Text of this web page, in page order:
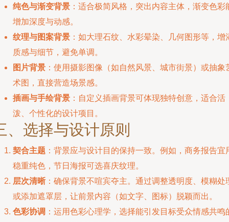
纯色与渐变背景 ：适合极简风格，突出内容主体，渐变色彩
增加深度与动感。
纹理与图案背景 ：如大理石纹、水彩晕染、几何图形等，增
质感与细节，避免单调。
图片背景 ：使用摄影图像（如自然风景、城市街景）或抽象
术图，直接营造场景感。
插画与手绘背景 ：自定义插画背景可体现独特创意，适合活
泼、个性化的设计项目。
、选择与设计原则
契合主题 ：背景应与设计目的保持一致。例如，商务报告宜
稳重纯色，节日海报可选喜庆纹理。
层次清晰：确保背景不喧宾夺主。通过调整透明度、模糊处
或添加遮罩层，让前景内容（如文字、图标）脱颖而出。
色彩协调 ：运用色彩心理学，选择能引发目标受众情感共鸣